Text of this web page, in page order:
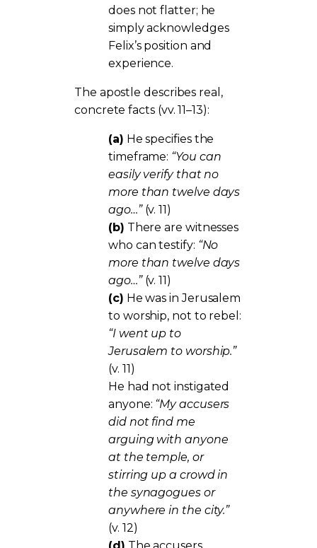
does not flatter; he
simply acknowledges
Felix’s position and
experience.
The apostle describes real,
concrete facts (vv. 11–13):
(a) He specifies the
timeframe: “You can
easily verify that no
more than twelve days
ago…”(v. 11)
(b) There are witnesses
who can testify: “No
more than twelve days
ago…”(v. 11)
(c) He was in Jerusalem
to worship, not to rebel:
“I went up to
Jerusalem to worship.”
(v. 11)
He had not instigated
anyone: “My accusers
did not find me
arguing with anyone
at the temple, or
stirring up a crowd in
the synagogues or
anywhere in the city.”
(v. 12)
(d) The accusers